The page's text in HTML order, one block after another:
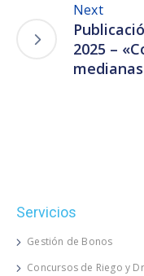
Next
2025 –
Servicios
Gestión de Bonos
Concursos de Riego y